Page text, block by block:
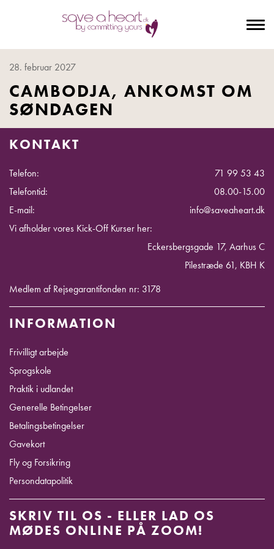
28. februar 2027
CAMBODJA, ANKOMST OM
SØNDAGEN
KONTAKT
Telefon:
71 99 53 43
Telefontid:
08.00-15.00
E-mail:
info@saveaheart.dk
Vi afholder vores Kick-Off Kurser her:
Eckersbergsgade 17, Aarhus C
Pilestræde 61, KBH K
Medlem af Rejsegarantifonden nr: 3178
INFORMATION
Frivilligt arbejde
Sprogskole
Praktik i udlandet
Generelle Betingelser
Betalingsbetingelser
Gavekort
Fly og Forsikring
Persondatapolitik
SKRIV TIL OS - ELLER LAD OS
MØDES ONLINE PÅ ZOOM!